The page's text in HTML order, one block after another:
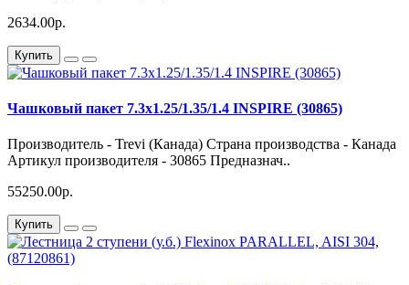
2634.00р.
Купить
Чашковый пакет 7.3х1.25/1.35/1.4 INSPIRE (30865)
Производитель - Trevi (Канада) Страна производства - Канада
Артикул производителя - 30865 Предназнач..
55250.00р.
Купить